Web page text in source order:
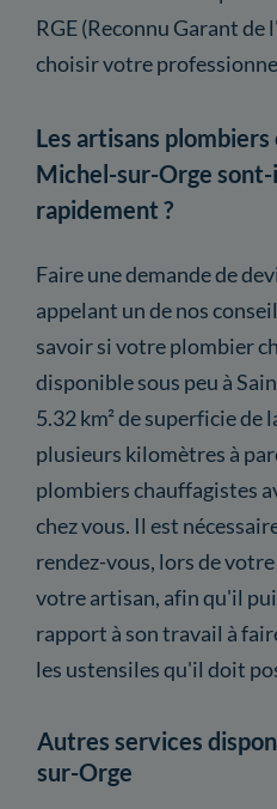
RGE (Reconnu Garant
choisir votre
Les artisans
Michel-sur-Orge sont-
rapidement ?
Faire une demande de
appelant un de nos
savoir si votre plombier
disponible sous peu à
5.32 km² de superficie
plusieurs kilomètres à
plombiers chauffagistes
chez vous. Il est
rendez-vous, lors de
votre artisan, afin qu'il
rapport à son travail à
les ustensiles qu'il doit
Autres services
sur-Orge